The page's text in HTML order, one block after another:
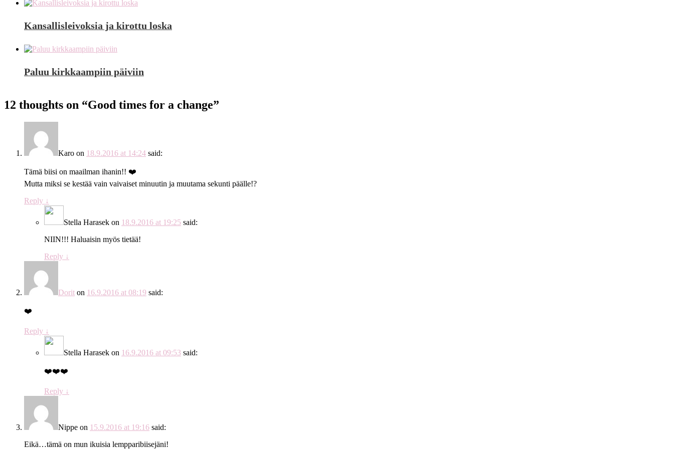
Kansallisleivoksia ja kirottu loska
Paluu kirkkaampiin päiviin
12 thoughts on “Good times for a change”
Karo on 18.9.2016 at 14:24 said:
Tämä biisi on maailman ihanin!! ❤️
Mutta miksi se kestää vain vaivaiset minuutin ja muutama sekunti päälle!?
Reply ↓
Stella Harasek on 18.9.2016 at 19:25 said:
NIIN!!! Haluaisin myös tietää!
Reply ↓
Dorit on 16.9.2016 at 08:19 said:
❤️
Reply ↓
Stella Harasek on 16.9.2016 at 09:53 said:
❤️❤️❤️
Reply ↓
Nippe on 15.9.2016 at 19:16 said:
Eikä…tämä on mun ikuisia lempparibiisejäni!